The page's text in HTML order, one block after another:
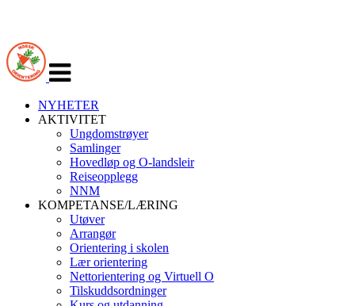
navigasjon
NYHETER
AKTIVITET
Ungdomstrøyer
Samlinger
Hovedløp og O-landsleir
Reiseopplegg
NNM
KOMPETANSE/LÆRING
Utøver
Arrangør
Orientering i skolen
Lær orientering
Nettorientering og Virtuell O
Tilskuddsordninger